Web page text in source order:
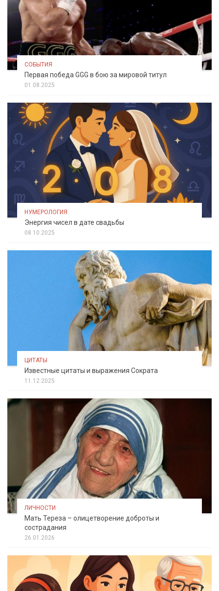
СОБЫТИЯ
Первая победа GGG в бою за мировой титул
01.08.2025
НУМЕРОЛОГИЯ
Энергия чисел в дате свадьбы
08.10.2025
ЦИТАТЫ
Известные цитаты и выражения Сократа
11.12.2025
ЛИЧНОСТИ
Мать Тереза – олицетворение доброты и
сострадания
26.01.2026